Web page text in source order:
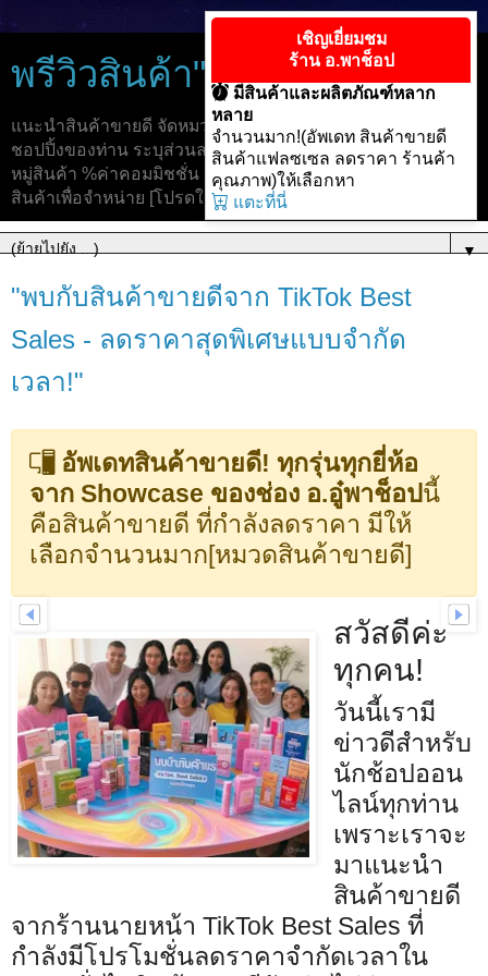
พรีวิวสินค้า"TikTok"ขายดี
แนะนำสินค้าขายดี จัดหมวดหมู่เพื่อให้ง่ายต่อการจับจ่าย และ
ชอปปิ้งของท่าน ระบุส่วนลด ราคาขาย แฟลซเซล และจัดหมวด
หมู่สินค้า %ค่าคอมมิชชั่น ง่ายสำหรับนายหน้าที่ต้องการเลือก
สินค้าเพื่อจำหน่าย [โปรดใช้แอปมือถือเพื่อการสั่งซื้อสินค้า]
▼
"พบกับสินค้าขายดีจาก TikTok Best
Sales - ลดราคาสุดพิเศษแบบจำกัด
เวลา!"
อัพเดทสินค้าขายดี! ทุกรุ่นทุกยี่ห้อ
จาก Showcase ของช่อง อ.อู๋พาช็อปนี้
คือสินค้าขายดี ที่กำลังลดราคา มีให้
เลือกจำนวนมาก[หมวดสินค้าขายดี]
สวัสดีค่ะ
ทุกคน!
วันนี้เรามี
ข่าวดีสำหรับ
นักช้อปออน
ไลน์ทุกท่าน
เพราะเราจะ
มาแนะนำ
สินค้าขายดี
จากร้านนายหน้า TikTok Best Sales ที่
กำลังมีโปรโมชั่นลดราคาจำกัดเวลาใน
เชิญเยี่ยมชม
ร้าน อ.พาช็อป
มีสินค้าและผลิตภัณฑ์หลาก
หลาย
จำนวนมาก!(อัพเดท สินค้าขายดี
สินค้าแฟลซเซล ลดราคา ร้านค้า
คุณภาพ)ให้เลือกหา
แตะที่นี่